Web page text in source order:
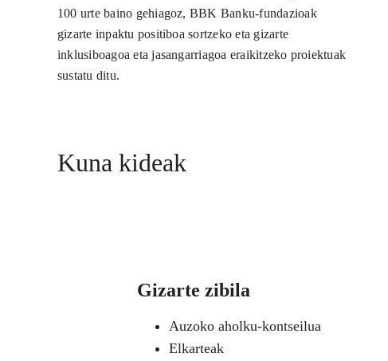
100 urte baino gehiagoz, BBK Banku-fundazioak
gizarte inpaktu positiboa sortzeko eta gizarte
inklusiboagoa eta jasangarriagoa eraikitzeko proiektuak
sustatu ditu.
Kuna kideak
Gizarte zibila
Auzoko aholku-kontseilua
Elkarteak